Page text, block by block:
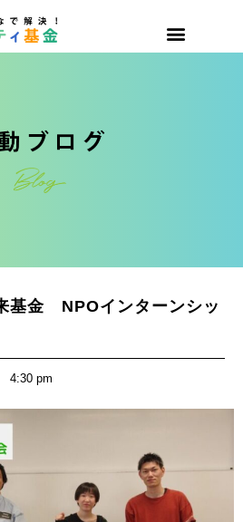
基金 NPOインターンシッ
4:30 pm